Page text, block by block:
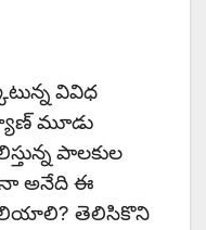
వివిధ
మూడు
పాలకుల
అనేది ఈ
తెలిసికొని